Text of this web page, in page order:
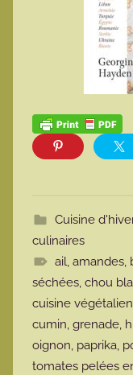
Cuisine
culinaires
ail, amandes,
séchées, chou
cuisine
cumin, grenade,
oignon, paprika,
tomates pelées